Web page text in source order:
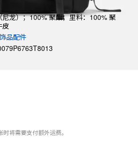
龙）；100% 聚酯；里料：100% 聚
皮
饰品配件
将需要支付额外运费。